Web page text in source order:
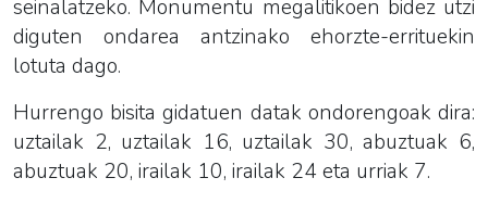
seinalatzeko. Monumentu megalitikoen bidez utzi
diguten ondarea antzinako ehorzte-errituekin
lotuta dago.
Hurrengo bisita gidatuen datak ondorengoak dira:
uztailak 2, uztailak 16, uztailak 30, abuztuak 6,
abuztuak 20, irailak 10, irailak 24 eta urriak 7.